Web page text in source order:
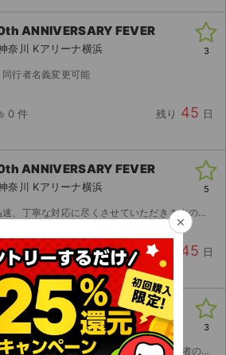
ANNIVERSARY FEVER
川 Kアリーナ横浜
行者名義変更可能
0 件 残り 45 日
3
ANNIVERSARY FEVER
川 Kアリーナ横浜
対応に尽くさせていただきますので、よろしくお願いします
0 件 残り 45 日
5
ANNIVERSARY FEVER
川 Kアリーナ横浜
更可能 公演が中止となった場合のみ、手数料を差し引いた金額を返金いたします。 取引確定後のキャンセルはお受けできませ...
3
×